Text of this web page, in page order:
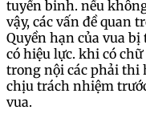
tuyển binh. nếu
vậy, các vấn đề quan
Quyền hạn của vua
có hiệu lực. khi có
trong nội các phải thi
chịu trách nhiệm
vua.